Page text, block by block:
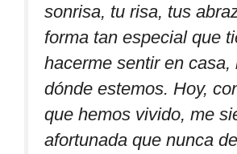
sonrisa, tu risa, tus
forma tan especial que
hacerme sentir en casa,
dónde estemos. Hoy,
que hemos vivido, me
afortunada que nunca